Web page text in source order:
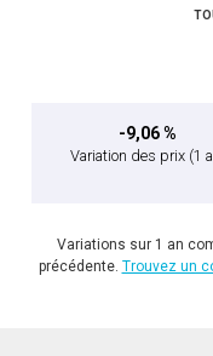
-9,06 %
Variation des prix (1
Variations sur 1 an
précédente. Trouvez un